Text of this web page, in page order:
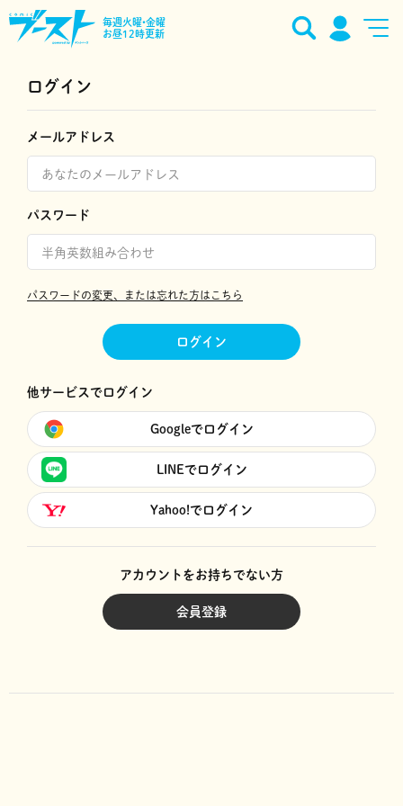
毎週火曜•金曜
お昼12時更新
ログイン
メールアドレス
パスワード
パスワードの変更、または忘れた方はこちら
ログイン
他サービスでログイン
Googleでログイン
LINEでログイン
Yahoo!でログイン
アカウントをお持ちでない方
会員登録